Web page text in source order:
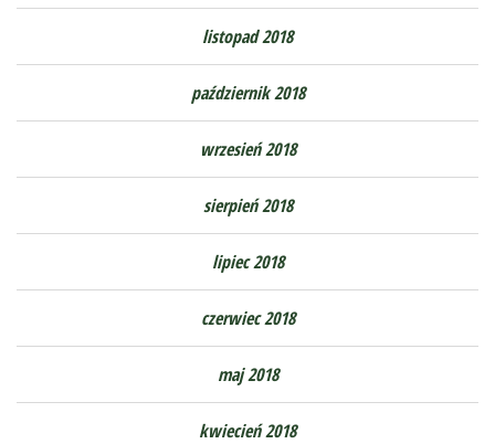
listopad 2018
październik 2018
wrzesień 2018
sierpień 2018
lipiec 2018
czerwiec 2018
maj 2018
kwiecień 2018